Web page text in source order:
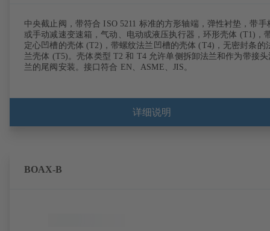
中央截止阀，带符合 ISO 5211 标准的方形轴端，弹性衬垫，带手
或手动减速变速箱，气动、电动或液压执行器，环形壳体 (T1)，
定心凹槽的壳体 (T2)，带螺纹法兰凹槽的壳体 (T4)，无密封条的
兰壳体 (T5)。壳体类型 T2 和 T4 允许单侧拆卸法兰和作为带接头
兰的尾阀安装。接口符合 EN、ASME、JIS。
详细说明
BOAX-B